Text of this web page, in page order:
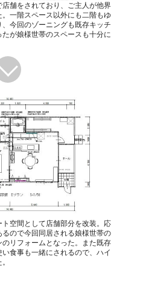
舗をされており、ご主人が他界
一階スペース以外にも二階もゆ
今回のゾーニングも既存キッチ
が娘様世帯のスペースも十分に
空間として店舗部分を改装。応
ので今回同居される娘様世帯の
リフォームとなった。また既存
食事も一緒にされるので、ハイ